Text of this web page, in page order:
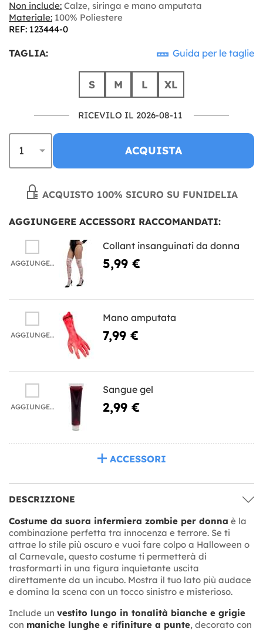
Non include: Calze, siringa e mano amputata
Materiale: 100% Poliestere
REF: 123444-0
TAGLIA: Guida per le taglie
S M L XL
RICEVILO IL 2026-08-11
ACQUISTA
ACQUISTO 100% SICURO SU FUNIDELIA
AGGIUNGERE ACCESSORI RACCOMANDATI:
AGGIUNGERE
Collant insanguinati da donna
5,99 €
AGGIUNGERE
Mano amputata
7,99 €
AGGIUNGERE
Sangue gel
2,99 €
ACCESSORI
DESCRIZIONE
Costume da suora infermiera zombie per donna è la
combinazione perfetta tra innocenza e terrore. Se ti
attrae lo stile più oscuro e vuoi fare colpo a Halloween o
al Carnevale, questo costume ti permetterà di
trasformarti in una figura inquietante uscita
direttamente da un incubo. Mostra il tuo lato più audace
e domina la scena con un tocco sinistro e misterioso.
Include un vestito lungo in tonalità bianche e grigie
con maniche lunghe e rifiniture a punte, decorato con